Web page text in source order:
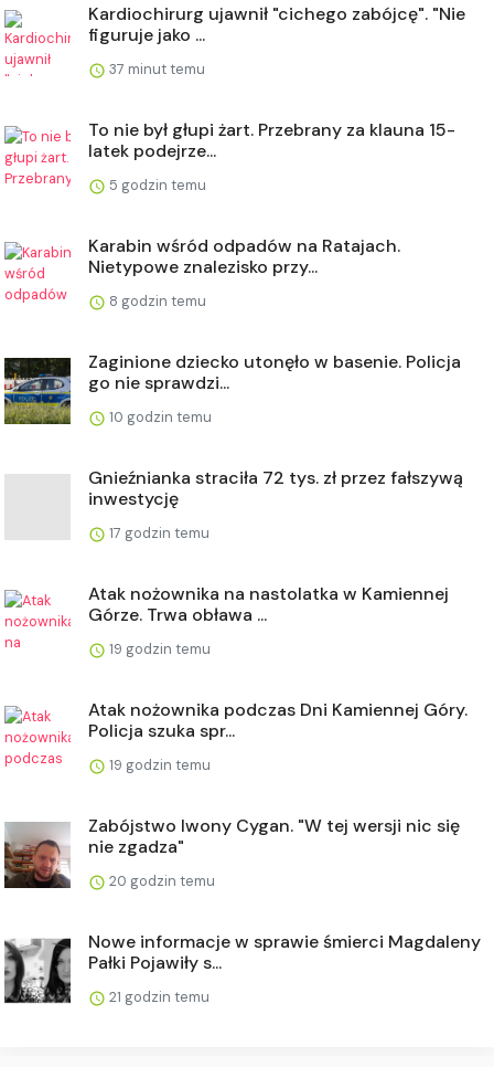
Kardiochirurg ujawnił "cichego zabójcę". "Nie
figuruje jako ...
37 minut temu
To nie był głupi żart. Przebrany za klauna 15-
latek podejrze...
5 godzin temu
Karabin wśród odpadów na Ratajach.
Nietypowe znalezisko przy...
8 godzin temu
Zaginione dziecko utonęło w basenie. Policja
go nie sprawdzi...
10 godzin temu
Gnieźnianka straciła 72 tys. zł przez fałszywą
inwestycję
17 godzin temu
Atak nożownika na nastolatka w Kamiennej
Górze. Trwa obława ...
19 godzin temu
Atak nożownika podczas Dni Kamiennej Góry.
Policja szuka spr...
19 godzin temu
Zabójstwo Iwony Cygan. "W tej wersji nic się
nie zgadza"
20 godzin temu
Nowe informacje w sprawie śmierci Magdaleny
Pałki Pojawiły s...
21 godzin temu